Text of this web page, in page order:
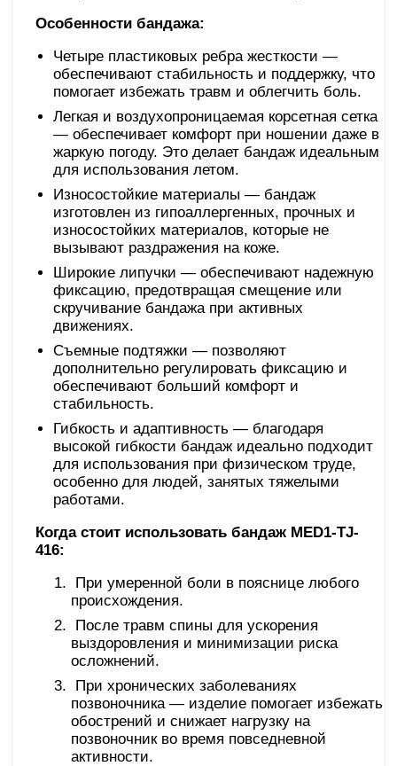
Особенности бандажа:
Четыре пластиковых ребра жесткости —
обеспечивают стабильность и поддержку, что
помогает избежать травм и облегчить боль.
Легкая и воздухопроницаемая корсетная сетка
— обеспечивает комфорт при ношении даже в
жаркую погоду. Это делает бандаж идеальным
для использования летом.
Износостойкие материалы — бандаж
изготовлен из гипоаллергенных, прочных и
износостойких материалов, которые не
вызывают раздражения на коже.
Широкие липучки — обеспечивают надежную
фиксацию, предотвращая смещение или
скручивание бандажа при активных
движениях.
Съемные подтяжки — позволяют
дополнительно регулировать фиксацию и
обеспечивают больший комфорт и
стабильность.
Гибкость и адаптивность — благодаря
высокой гибкости бандаж идеально подходит
для использования при физическом труде,
особенно для людей, занятых тяжелыми
работами.
Когда стоит использовать бандаж MED1-TJ-
416:
При умеренной боли в пояснице любого
происхождения.
После травм спины для ускорения
выздоровления и минимизации риска
осложнений.
При хронических заболеваниях
позвоночника — изделие помогает избежать
обострений и снижает нагрузку на
позвоночник во время повседневной
активности.